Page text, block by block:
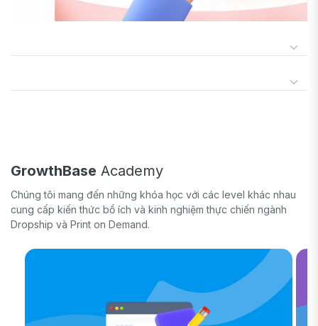
GrowthBase Academy
Chúng tôi mang đến những khóa học với các level khác nhau
cung cấp kiến thức bổ ích và kinh nghiệm thực chiến ngành
Dropship và Print on Demand.